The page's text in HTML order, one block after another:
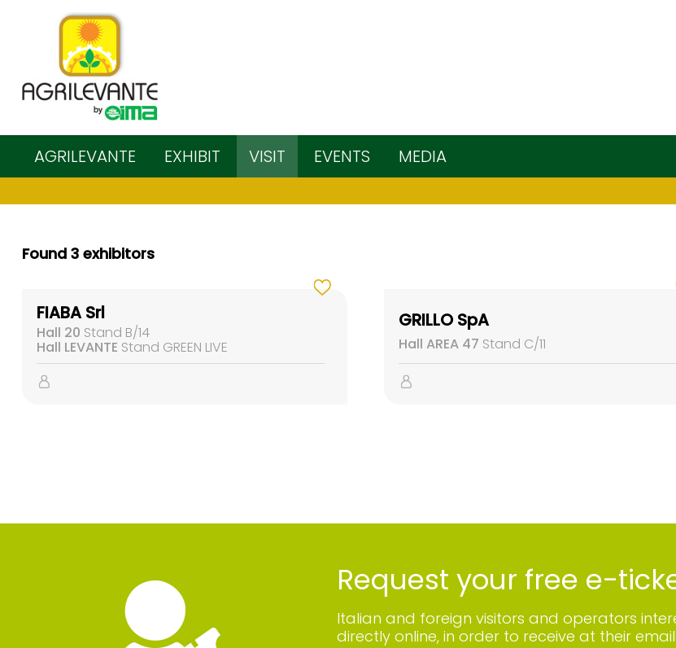
AGRILEVANTE EXHIBIT VISIT EVENTS MEDIA
Found 3 exhibitors
FIABA Srl
Hall 20 Stand B/14
Hall LEVANTE Stand GREEN LIVE
GRILLO SpA
Hall AREA 47 Stand C/11
Request your free e-
Italian and foreign visitors and operators
directly online, in order to receive at their